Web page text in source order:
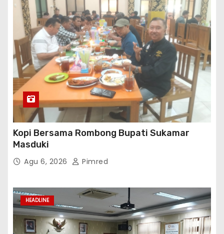
Kopi Bersama Rombong Bupati Sukamar
Masduki
Agu 6, 2026 Pimred
HEADLINE